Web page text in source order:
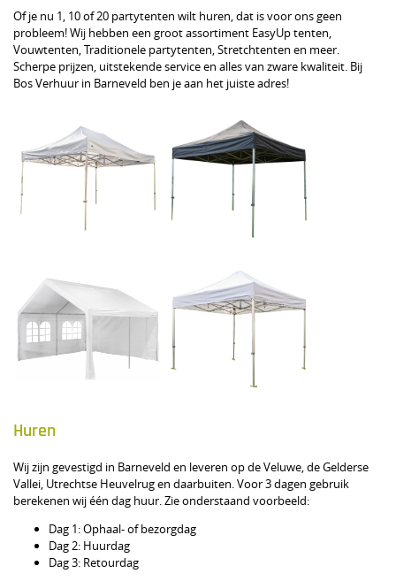
Of je nu 1, 10 of 20 partytenten wilt huren, dat is voor ons geen
probleem! Wij hebben een groot assortiment EasyUp tenten,
Vouwtenten, Traditionele partytenten, Stretchtenten en meer.
Scherpe prijzen, uitstekende service en alles van zware kwaliteit. Bij
Bos Verhuur in Barneveld ben je aan het juiste adres!
Huren
Wij zijn gevestigd in Barneveld en leveren op de Veluwe, de Gelderse
Vallei, Utrechtse Heuvelrug en daarbuiten. Voor 3 dagen gebruik
berekenen wij één dag huur. Zie onderstaand voorbeeld:
Dag 1: Ophaal- of bezorgdag
Dag 2: Huurdag
Dag 3: Retourdag